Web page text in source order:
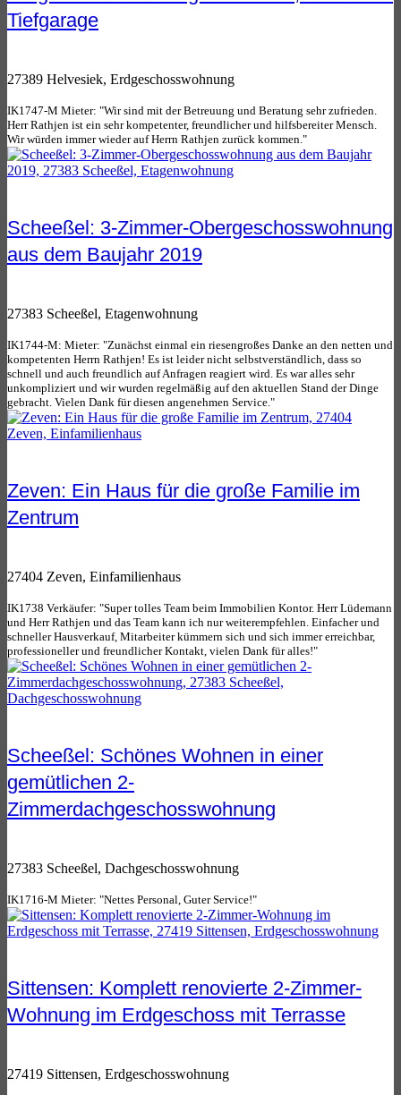
Tiefgarage
27389 Helvesiek, Erdgeschosswohnung
IK1747-M Mieter: "Wir sind mit der Betreuung und Beratung sehr zufrieden.
Herr Rathjen ist ein sehr kompetenter, freundlicher und hilfsbereiter Mensch.
Wir würden immer wieder auf Herrn Rathjen zurück kommen."
Scheeßel: 3-Zimmer-Obergeschosswohnung
aus dem Baujahr 2019
27383 Scheeßel, Etagenwohnung
IK1744-M: Mieter: "Zunächst einmal ein riesengroßes Danke an den netten und
kompetenten Herrn Rathjen! Es ist leider nicht selbstverständlich, dass so
schnell und auch freundlich auf Anfragen reagiert wird. Es war alles sehr
unkompliziert und wir wurden regelmäßig auf den aktuellen Stand der Dinge
gebracht. Vielen Dank für diesen angenehmen Service."
Zeven: Ein Haus für die große Familie im
Zentrum
27404 Zeven, Einfamilienhaus
IK1738 Verkäufer: "Super tolles Team beim Immobilien Kontor. Herr Lüdemann
und Herr Rathjen und das Team kann ich nur weiterempfehlen. Einfacher und
schneller Hausverkauf, Mitarbeiter kümmern sich und sich immer erreichbar,
professioneller und freundlicher Kontakt, vielen Dank für alles!"
Scheeßel: Schönes Wohnen in einer
gemütlichen 2-
Zimmerdachgeschosswohnung
27383 Scheeßel, Dachgeschosswohnung
IK1716-M Mieter: "Nettes Personal, Guter Service!"
Sittensen: Komplett renovierte 2-Zimmer-
Wohnung im Erdgeschoss mit Terrasse
27419 Sittensen, Erdgeschosswohnung